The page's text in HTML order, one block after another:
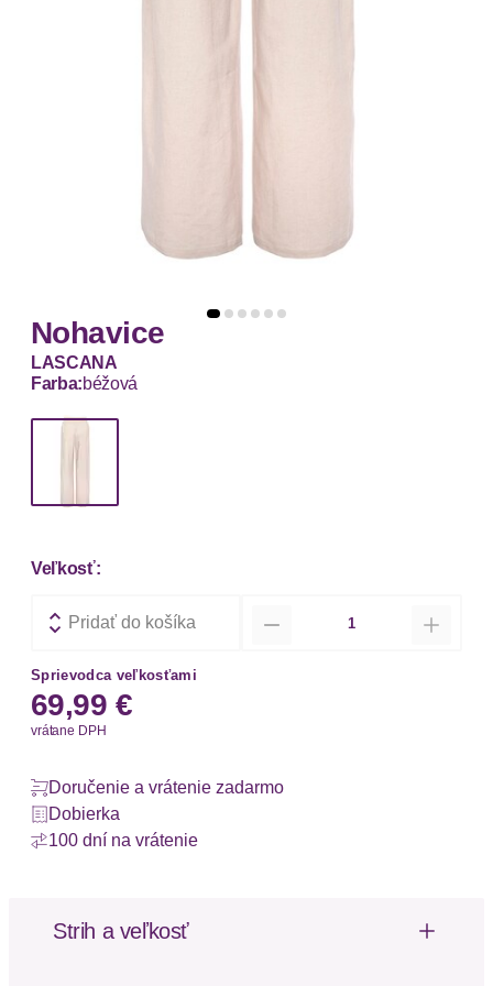
Nohavice
LASCANA
Farba:béžová
Veľkosť:
Pridať do košíka
Sprievodca veľkosťami
69,99 €
vrátane DPH
Doručenie a vrátenie zadarmo
Dobierka
100 dní na vrátenie
Strih a veľkosť